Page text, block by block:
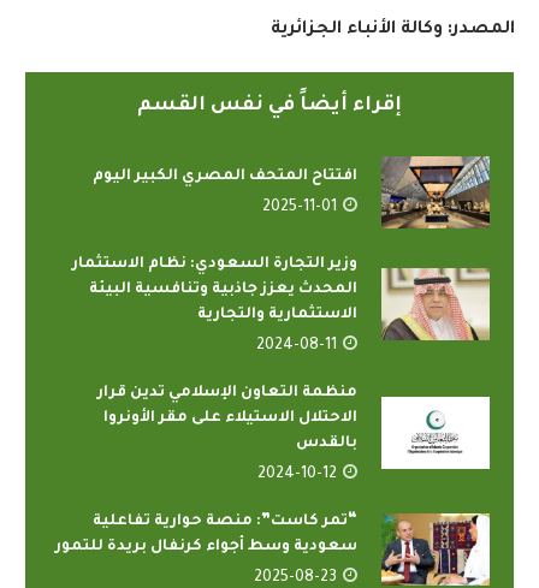
المصدر: وكالة الأنباء الجزائرية
إقراء أيضاً في نفس القسم
افتتاح المتحف المصري الكبير اليوم
2025-11-01
وزير التجارة السعودي: نظام الاستثمار
المحدث يعزز جاذبية وتنافسية البيئة
الاستثمارية والتجارية
2024-08-11
منظمة التعاون الإسلامي تدين قرار
الاحتلال الاستيلاء على مقر الأونروا
بالقدس
2024-10-12
“تمر كاست”: منصة حوارية تفاعلية
سعودية وسط أجواء كرنفال بريدة للتمور
2025-08-23